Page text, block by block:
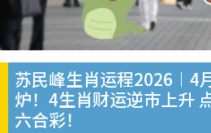
苏民峰生肖运程2026︱4
炉！4生肖财运逆市上升
六合彩！